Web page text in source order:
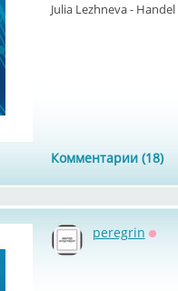
Julia Lezhneva - Handel
Комментарии (18)
peregrin